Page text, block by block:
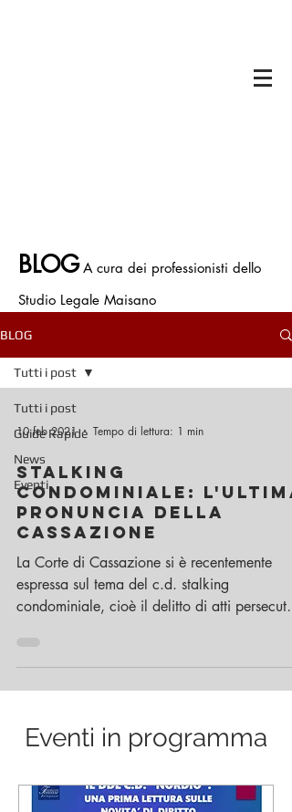
BLOG A cura dei professionisti dello
Studio Legale Maisano
BLOG
Tutti i post
Guide Rapide
News
Eventi
Tutti i post
10 feb 2021 Tempo di lettura: 1 min
STALKING
CONDOMINIALE:
pronuncia della
cassazione
La Corte di Cassazione si è recentemente
espressa sul tema del c.d. stalking
condominiale, cioè il delitto di atti
Eventi in programma